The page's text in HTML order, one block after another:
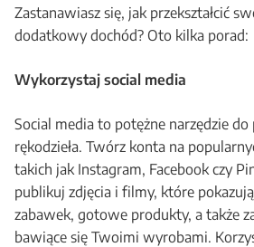
Zastanawiasz się, jak przekształcić
dodatkowy dochód? Oto kilka porad:
Wykorzystaj social media
Social media to potężne narzędzie
rękodzieła. Twórz konta na
takich jak Instagram, Facebook czy
publikuj zdjęcia i filmy, które
zabawek, gotowe produkty, a także
bawiące się Twoimi wyrobami.